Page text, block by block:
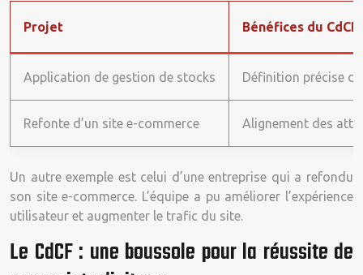
Projet Bénéfices du CdCF
Application de gestion de stocks Définition précise
Refonte d’un site e-commerce Alignement des
Un autre exemple est celui d’une entreprise qui a refondu
son site e-commerce. L’équipe a pu améliorer l’expérience
utilisateur et augmenter le trafic du site.
Le CdCF : une boussole pour la réussite de